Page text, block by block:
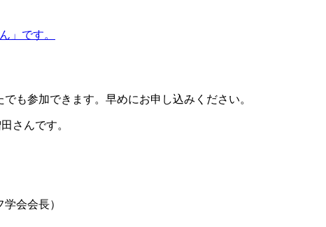
」です。
も参加できます。早めにお申し込みください。
さんです。
会会長）